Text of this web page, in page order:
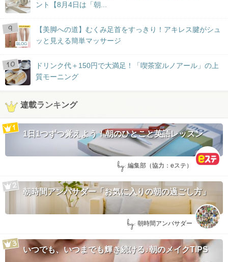
ント【8月4日は「朝...
BLOG
【美脚への道】むくみ足首をすっきり！アキレス腱がシュ
ッと見える簡単マッサージ
ドリンク代＋150円で大満足！「喫茶室ルノアール」の上
質モーニング
連載ランキング
1日1つずつ覚えよう！朝のひとこと英語レッスン
by: 編集部（協力：eステ）
朝時間アンバサダー「お気に入りの朝の過ごし方」
by: 朝時間アンバサダー
いつでも、いつまでも輝き続ける♪朝のメイクTIPS